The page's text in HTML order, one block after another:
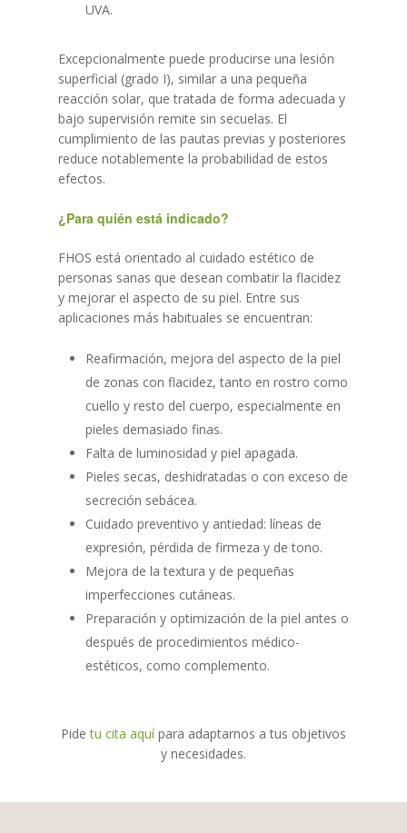
UVA.
Excepcionalmente puede producirse una lesión
superficial (grado I), similar a una pequeña
reacción solar, que tratada de forma adecuada y
bajo supervisión remite sin secuelas. El
cumplimiento de las pautas previas y posteriores
reduce notablemente la probabilidad de estos
efectos.
¿Para quién está indicado?
FHOS está orientado al cuidado estético de
personas sanas que desean combatir la flacidez
y mejorar el aspecto de su piel. Entre sus
aplicaciones más habituales se encuentran:
Reafirmación, mejora del aspecto de la piel
de zonas con flacidez, tanto en rostro como
cuello y resto del cuerpo, especialmente en
pieles demasiado finas.
Falta de luminosidad y piel apagada.
Pieles secas, deshidratadas o con exceso de
secreción sebácea.
Cuidado preventivo y antiedad: líneas de
expresión, pérdida de firmeza y de tono.
Mejora de la textura y de pequeñas
imperfecciones cutáneas.
Preparación y optimización de la piel antes o
después de procedimientos médico-
estéticos, como complemento.
Pidetu cita aquípara adaptarnos a tus objetivos
y necesidades.